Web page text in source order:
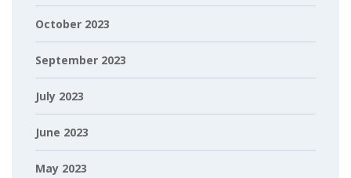
October 2023
September 2023
July 2023
June 2023
May 2023